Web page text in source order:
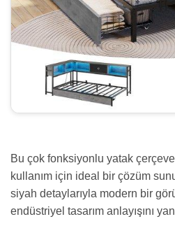
Bu çok fonksiyonlu yatak
kullanım için ideal bir çözüm
siyah detaylarıyla modern bir
endüstriyel tasarım anlayışını